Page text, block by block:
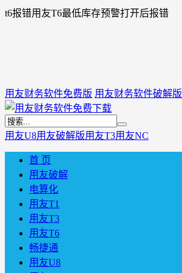
t6报错用友T6最低库存预警打开后报错
用友财务软件免费版 用友财务软件破解版
用友U8用友破解版用友T3用友NC
首 页
用友破解
电算化
用友T1
用友T3
用友T6
畅捷通
用友U8